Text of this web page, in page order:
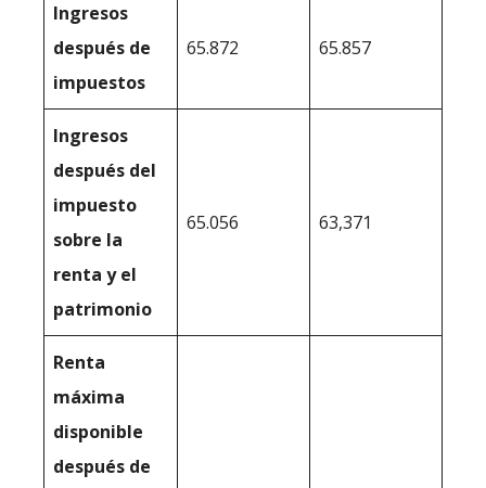
Ingresos
después de
impuestos
65.872 65.857
Ingresos
después del
impuesto
sobre la
renta y el
patrimonio
65.056 63,371
Renta
máxima
disponible
después de